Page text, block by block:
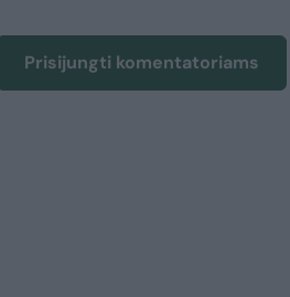
Prisijungti komentatoriams